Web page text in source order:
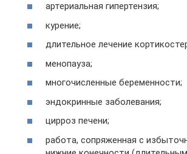
артериальная гипертензия;
курение;
длительное лечение
менопауза;
многочисленные беременности;
эндокринные заболевания;
цирроз печени;
работа, сопряженная с